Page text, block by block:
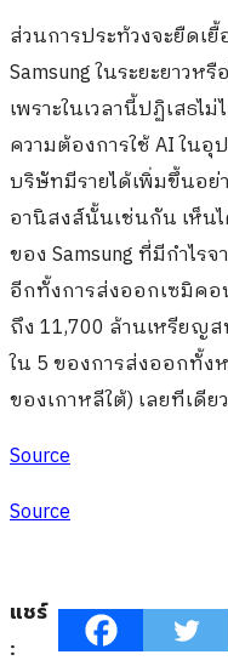
ส่วนการประท้วงจะยืดเ
Samsung ในระยะยาว
เพราะในเวลานี้ปฏิเสธ
ความต้องการใช้ AI ใน
บริษัทมีรายได้เพิ่มขึ้นอย่
อานิสงส์นั้นเช่นกัน เห็น
ของ Samsung ที่มีกำไร
อีกทั้งการส่งออกเซมิคอ
ถึง 11,700 ล้านเหรียญ
ใน 5 ของการส่งออกทั้
ของเกาหลีใต้) เลยทีเดียว
Source
Source
แชร์
: